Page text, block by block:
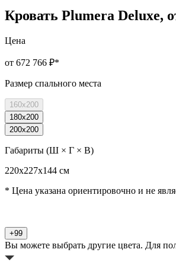
Кровать Plumera Deluxe,
Цена
от 672 766 ₽*
Размер спального места
160x200
180x200
200x200
Габариты (Ш × Г × В)
220х227х144 см
* Цена указана ориентировочно и не
+99
Вы можете выбрать другие цвета. Для